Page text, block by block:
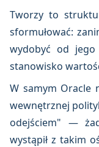
Tworzy to
sformułować:
wydobyć od jego
stanowisko
W samym Oracle
wewnętrznej
odejściem" —
wystąpił z takim